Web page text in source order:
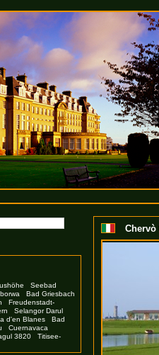
Seebad
Bad Griesbach
Freudenstadt-
Selangor Darul
d'en Blanes
Bad
Cuernavaca
3820
Titisee-